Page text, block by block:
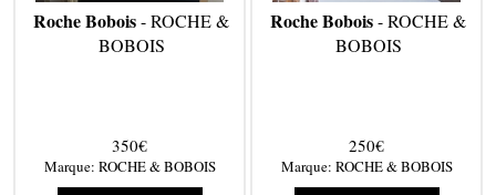
Roche Bobois- ROCHE &
BOBOIS
350€
Marque: ROCHE & BOBOIS
Roche Bobois- ROCHE &
BOBOIS
250€
Marque: ROCHE & BOBOIS